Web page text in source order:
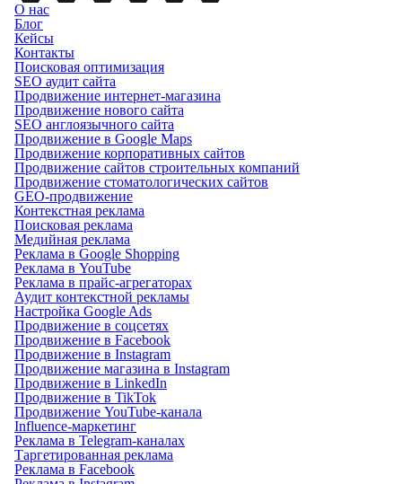
О нас
Блог
Кейсы
Контакты
Поисковая оптимизация
SEO аудит сайта
Продвижение интернет-магазина
Продвижение нового сайта
SEO англоязычного сайта
Продвижение в Google Maps
Продвижение корпоративных сайтов
Продвижение сайтов строительных компаний
Продвижение стоматологических сайтов
GEO-продвижение
Контекстная реклама
Поисковая реклама
Медийная реклама
Реклама в Google Shopping
Реклама в YouTube
Реклама в прайс-агрегаторах
Аудит контекстной рекламы
Настройка Google Ads
Продвижение в соцсетях
Продвижение в Facebook
Продвижение в Instagram
Продвижение магазина в Instagram
Продвижение в LinkedIn
Продвижение в TikTok
Продвижение YouTube-канала
Influence-маркетинг
Реклама в Telegram-каналах
Таргетированная реклама
Реклама в Facebook